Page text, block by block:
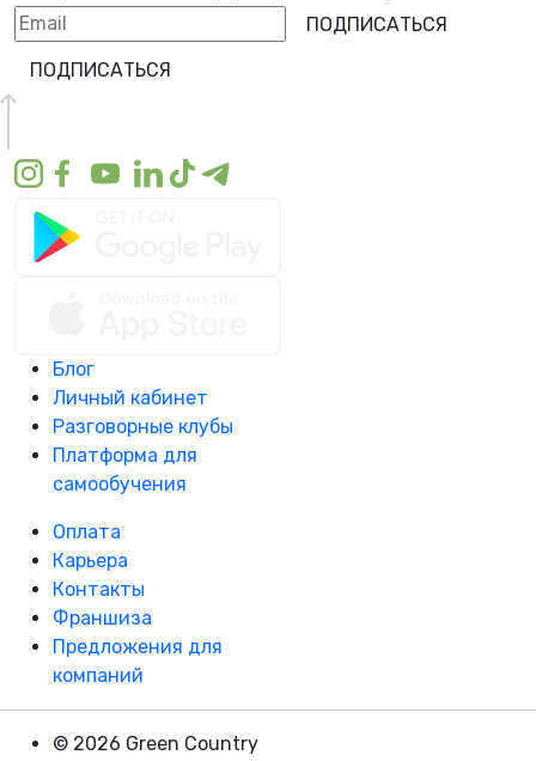
ПОДПИСАТЬСЯ
ПОДПИСАТЬСЯ
Блог
Личный кабинет
Разговорные клубы
Платформа для
самообучения
Оплата
Карьера
Контакты
Франшиза
Предложения для
компаний
© 2026 Green Country